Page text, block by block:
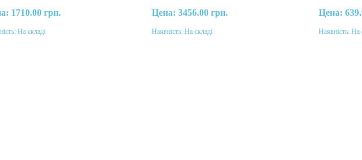
1710.00 грн.
КупитиНа складі
Цена: 3456.00 грн.
Купити
Наявність: На складі
Цена:
Наявність: На